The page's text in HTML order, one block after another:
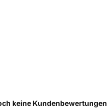
keine Kundenbewertungen